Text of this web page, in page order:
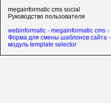
megainformatic cms social
Руководство пользователя
webinformatic - megainformatic cms -
Форма для смены шаблонов сайта -
модуль template selector